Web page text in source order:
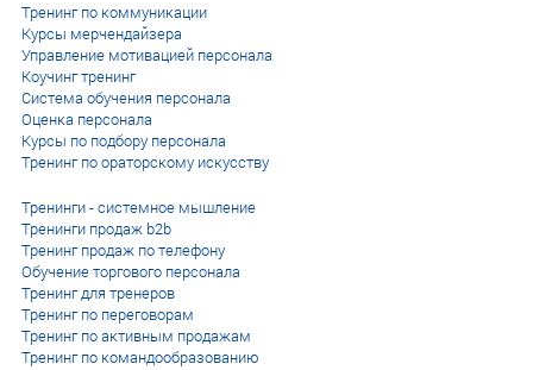
Тренинг по коммуникации
Курсы мерчендайзера
Управление мотивацией персонала
Коучинг тренинг
Система обучения персонала
Оценка персонала
Курсы по подбору персонала
Тренинг по ораторскому искусству
Тренинги - системное мышление
Тренинги продаж b2b
Тренинг продаж по телефону
Обучение торгового персонала
Тренинг для тренеров
Тренинг по переговорам
Тренинг по активным продажам
Тренинг по командообразованию